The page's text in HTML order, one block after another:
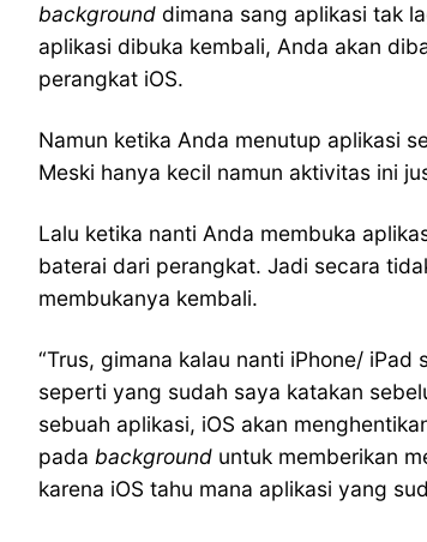
background dimana sang aplikasi tak
aplikasi dibuka kembali, Anda akan
perangkat iOS.
Namun ketika Anda menutup aplikasi
Meski hanya kecil namun aktivitas ini
Lalu ketika nanti Anda membuka
baterai dari perangkat. Jadi secara
membukanya kembali.
“Trus, gimana kalau nanti iPhone/
seperti yang sudah saya katakan
sebuah aplikasi, iOS akan
pada background untuk memberikan
karena iOS tahu mana aplikasi yang